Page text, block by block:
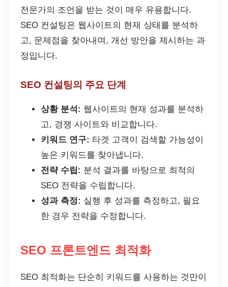
전문가의 조언을 받는 것이 매우 유용합니다.
SEO 컨설팅은 웹사이트의 현재 상태를 분석하
고, 문제점을 찾아내며, 개선 방안을 제시하는 과
정입니다.
SEO 컨설팅의 주요 단계
상황 분석: 웹사이트의 현재 성과를 분석하
고, 경쟁 사이트와 비교합니다.
키워드 연구: 타겟 고객이 검색할 가능성이
높은 키워드를 찾아냅니다.
전략 수립: 분석 결과를 바탕으로 최적의
SEO 전략을 수립합니다.
성과 측정: 실행 후 성과를 측정하고, 필요
한 경우 전략을 수정합니다.
SEO 프론트엔드 최적화
SEO 최적화는 단순히 키워드를 사용하는 것만이